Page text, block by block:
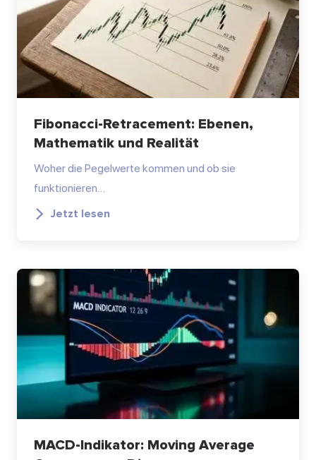
Fibonacci-Retracement: Ebenen,
Mathematik und Realität
Woher die Pegelwerte kommen und ob sie
funktionieren…
Jetzt lesen
MACD-Indikator: Moving Average